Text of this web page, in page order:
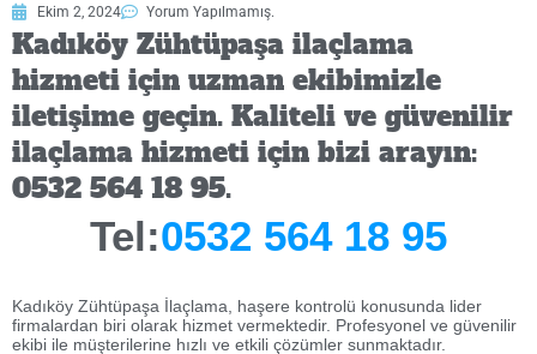
Ekim 2, 2024 Yorum Yapılmamış.
Kadıköy Zühtüpaşa ilaçlama
hizmeti için uzman ekibimizle
iletişime geçin. Kaliteli ve güvenilir
ilaçlama hizmeti için bizi arayın:
0532 564 18 95.
Tel:0532 564 18 95
Kadıköy Zühtüpaşa İlaçlama, haşere kontrolü konusunda lider
firmalardan biri olarak hizmet vermektedir. Profesyonel ve güvenilir
ekibi ile müşterilerine hızlı ve etkili çözümler sunmaktadır.